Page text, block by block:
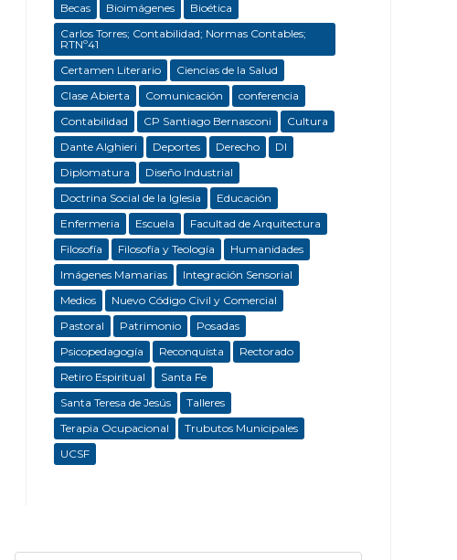
Becas
Bioimágenes
Bioética
Carlos Torres; Contabilidad; Normas Contables;
RTNº41
Certamen Literario
Ciencias de la Salud
Clase Abierta
Comunicación
conferencia
Contabilidad
CP Santiago Bernasconi
Cultura
Dante Alghieri
Deportes Derecho
DI
Diplomatura
Diseño Industrial
Doctrina Social de la Iglesia
Educación
Enfermeria
Escuela
Facultad de Arquitectura
Filosofía
Filosofía y Teología
Humanidades
Imágenes Mamarias
Integración Sensorial
Medios
Nuevo Código Civil y Comercial
Pastoral
Patrimonio
Posadas
Psicopedagogía
Reconquista
Rectorado
Retiro Espiritual
Santa Fe
Santa Teresa de Jesús
Talleres
Terapia Ocupacional
Trubutos Municipales
UCSF